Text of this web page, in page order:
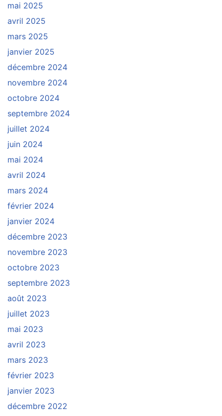
mai 2025
avril 2025
mars 2025
janvier 2025
décembre 2024
novembre 2024
octobre 2024
septembre 2024
juillet 2024
juin 2024
mai 2024
avril 2024
mars 2024
février 2024
janvier 2024
décembre 2023
novembre 2023
octobre 2023
septembre 2023
août 2023
juillet 2023
mai 2023
avril 2023
mars 2023
février 2023
janvier 2023
décembre 2022